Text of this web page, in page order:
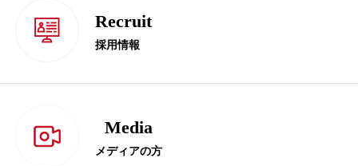
Recruit
採用情報
Media
メディアの方